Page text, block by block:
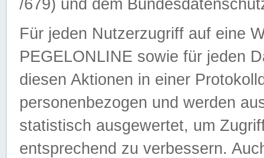
/679) und dem
Für jeden Nutzerzugriff auf eine
PEGELONLINE sowie für jeden
diesen Aktionen in einer
personenbezogen und werden
statistisch ausgewertet, um
entsprechend zu verbessern.